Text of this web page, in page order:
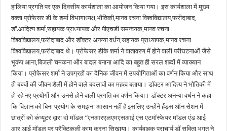
हालिया प्रगति पर एक दिवसीय कार्यशाला का आयोजन किया गया। इस कार्यशाला में मुख्य
वक्ता प्रोफेसर डी के शर्मा विभागाध्यक्ष,भौतिकी,मानव रचना विश्वविद्यालय,फरीदाबाद,
डॉ.आदित्य शर्मा,सहायक प्राध्यापक और पीएचडी समन्वयक,मानव रचना
विश्वविद्यालय,फरीदाबाद और डॉक्टर अनन्या वर्धन,सहायक प्राध्यापक,मानव रचना
विश्वविद्यालय,फरीदाबाद थे। प्रोफेसर डीके शर्मा ने वातावरण में होने वाली परीघटनाओं जैसे
भूकंप आना,बिजली चमकना और बादल बनाना आदि का बहुत ही सरल शब्दों में व्याख्यान
किया। प्रोफेसर शर्मा ने उपग्रहों का दैनिक जीवन में उपयोगिताओं का वर्णन किया और साथ
ही बच्चों की जीवन शैली में होने वाले बदलावों का महत्व बताया। डॉक्टर आदित्य ने भौतिकी में
हो रहे नए प्रयोगों और उनसे होने वाली प्रगति का वर्णन किया। डॉक्टर अनन्या वर्धन ने कहा
कि विज्ञान को बिना प्रयोग के समझना आसान नहीं है इसलिए उन्होंने हैंड्स ऑन सेशन में
छात्रों को कंप्यूटर द्वारा दो मॉडल “एनआरएलएमएसआई एस एटमॉस्फेयर मॉडल एंड आई
आर आई मॉडल पर प्रैक्टिकली काम करना सिखाया। कार्यवाहक प्राचार्य डॉ सविता भगत ने